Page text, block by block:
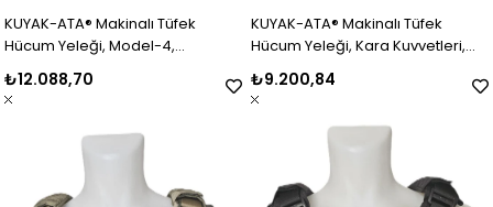
KUYAK-ATA® Makinalı Tüfek
Hücum Yeleği, Model-4,
Jandarma Kamuflaj
₺12.088,70
KUYAK-ATA® Makinalı Tüfek
Hücum Yeleği, Kara Kuvvetleri,
TSK Kamuflaj
₺9.200,84